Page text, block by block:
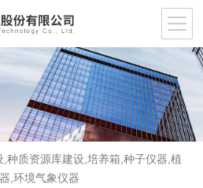
,种质资源库建设,培养箱,种子仪器,植
,环境气象仪器